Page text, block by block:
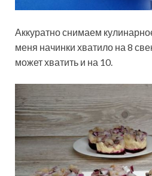
Аккуратно снимаем
меня начинки хватило на 8
может хватить и на 10.